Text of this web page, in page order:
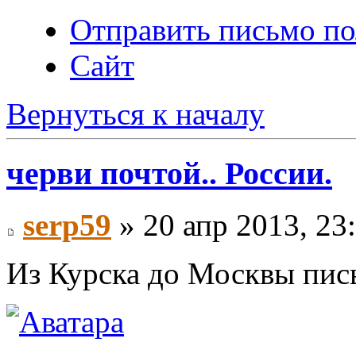
Отправить письмо
Сайт
Вернуться к началу
черви почтой.. России.
serp59 » 20 апр 2013,
Из Курска до Москвы